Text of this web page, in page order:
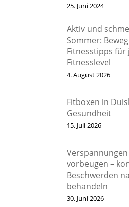
25. Juni 2024
Aktiv und
Sommer:
Fitnesstipps für
Fitnesslevel
4. August 2026
Fitboxen in
Gesundheit
15. Juli 2026
vorbeugen –
Beschwerden
behandeln
30. Juni 2026